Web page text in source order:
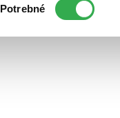
súhlasu
Potrebné